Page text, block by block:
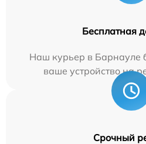
Бесплатная
Наш курьер в Барнауле
ваше устройство на
Срочный